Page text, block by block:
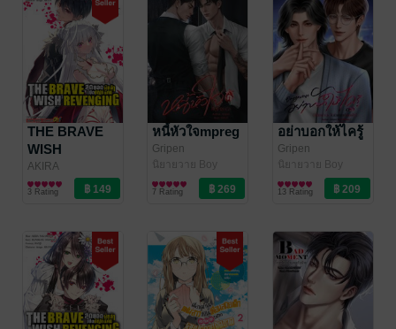
เป็นคนโอน
ภายใน 3 วินาที
THE BRAVE
WISH
REVENGING
สุดยอดผู้กล้า
เปิดบัญชีแค้น
AKIRA
SAKAMOTO
/MANIMANI
Inter Comics
การ์ตูนทั่วไป
3 Rating
หนี้หัวใจmpreg
Gripen
(MeanMania.)
MeanMania.
นิยายวาย Boy
Love / Yaoi
7 Rating
อย่าบอกให้ไครู้
Gripen
(MeanMania.)
MeanMania.
นิยายวาย Boy
Love / Yaoi
13 Rating